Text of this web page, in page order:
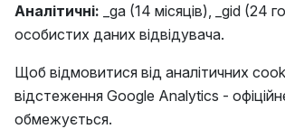
Аналітичні: _ga (14 місяців), _gid
особистих даних відвідувача.
Щоб відмовитися від аналітичних
відстеження Google Analytics -
обмежується.